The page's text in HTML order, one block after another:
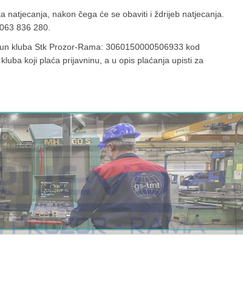
nakon čega će se obaviti i ždrijeb natjecanja.
836 280.
kluba Stk Prozor-Rama: 3060150000506933 kod
koji plaća prijavninu, a u opis plaćanja upisti za